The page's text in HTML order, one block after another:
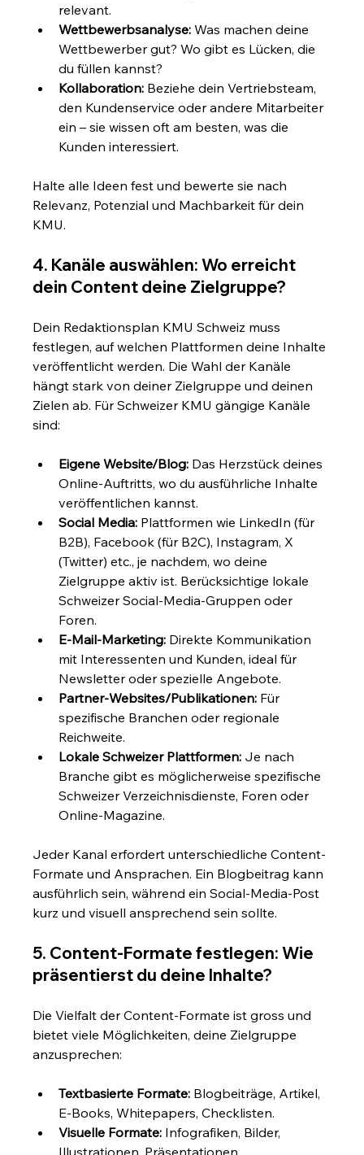
relevant.
Wettbewerbsanalyse: Was machen deine
Wettbewerber gut? Wo gibt es Lücken, die
du füllen kannst?
Kollaboration: Beziehe dein Vertriebsteam,
den Kundenservice oder andere Mitarbeiter
ein – sie wissen oft am besten, was die
Kunden interessiert.
Halte alle Ideen fest und bewerte sie nach
Relevanz, Potenzial und Machbarkeit für dein
KMU.
4. Kanäle auswählen: Wo erreicht
dein Content deine Zielgruppe?
Dein Redaktionsplan KMU Schweiz muss
festlegen, auf welchen Plattformen deine Inhalte
veröffentlicht werden. Die Wahl der Kanäle
hängt stark von deiner Zielgruppe und deinen
Zielen ab. Für Schweizer KMU gängige Kanäle
sind:
Eigene Website/Blog: Das Herzstück deines
Online-Auftritts, wo du ausführliche Inhalte
veröffentlichen kannst.
Social Media: Plattformen wie LinkedIn (für
B2B), Facebook (für B2C), Instagram, X
(Twitter) etc., je nachdem, wo deine
Zielgruppe aktiv ist. Berücksichtige lokale
Schweizer Social-Media-Gruppen oder
Foren.
E-Mail-Marketing: Direkte Kommunikation
mit Interessenten und Kunden, ideal für
Newsletter oder spezielle Angebote.
Partner-Websites/Publikationen: Für
spezifische Branchen oder regionale
Reichweite.
Lokale Schweizer Plattformen: Je nach
Branche gibt es möglicherweise spezifische
Schweizer Verzeichnisdienste, Foren oder
Online-Magazine.
Jeder Kanal erfordert unterschiedliche Content-
Formate und Ansprachen. Ein Blogbeitrag kann
ausführlich sein, während ein Social-Media-Post
kurz und visuell ansprechend sein sollte.
5. Content-Formate festlegen: Wie
präsentierst du deine Inhalte?
Die Vielfalt der Content-Formate ist gross und
bietet viele Möglichkeiten, deine Zielgruppe
anzusprechen:
Textbasierte Formate: Blogbeiträge, Artikel,
E-Books, Whitepapers, Checklisten.
Visuelle Formate: Infografiken, Bilder,
Illustrationen, Präsentationen.